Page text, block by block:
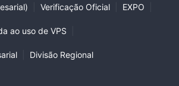
os recursos e benefícios associados
de informações de depósito mínimo
sobre o compromisso financeiro
Verificação Oficial EXPO
ao uso de VPS
Divisão Regional